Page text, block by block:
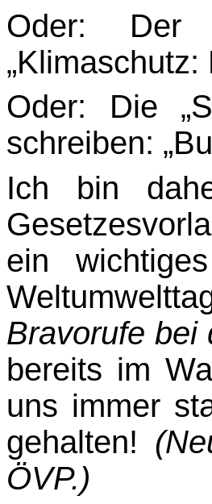
Oder: Der
Oder: Die
schreiben:
Ich bin
ein
Bravorufe bei
bereits im
uns immer
gehalten!
ÖVP.)